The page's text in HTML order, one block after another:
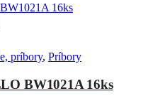
príbory, Príbory
BW1021A 16ks